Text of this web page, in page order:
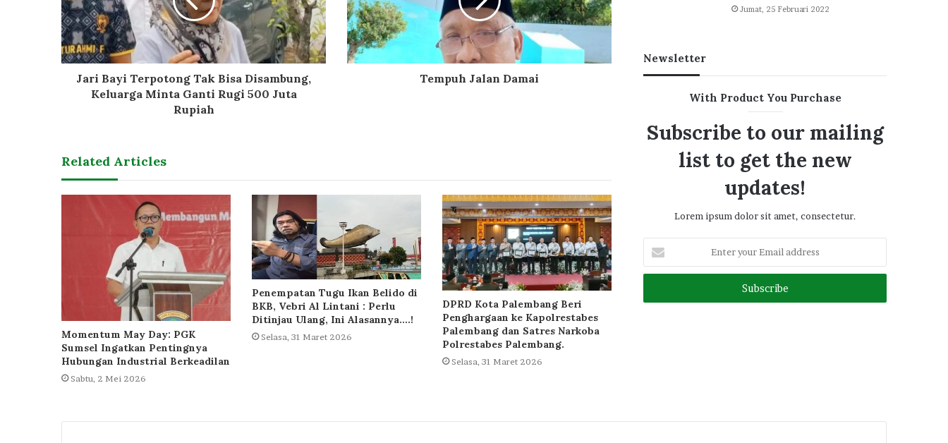
Jari Bayi Terpotong Tak Bisa Disambung,
Keluarga Minta Ganti Rugi 500 Juta
Rupiah
Tempuh Jalan Damai
Related Articles
Momentum May Day: PGK
Sumsel Ingatkan Pentingnya
Hubungan Industrial Berkeadilan
Sabtu, 2 Mei 2026
Penempatan Tugu Ikan Belido di
BKB, Vebri Al Lintani : Perlu
Ditinjau Ulang, Ini Alasannya….!
Selasa, 31 Maret 2026
DPRD Kota Palembang Beri
Penghargaan ke Kapolrestabes
Palembang dan Satres Narkoba
Polrestabes Palembang.
Selasa, 31 Maret 2026
Jumat, 25 Februari 2022
Newsletter
With Product You Purchase
Subscribe to our mailing
list to get the new
updates!
Lorem ipsum dolor sit amet, consectetur.
your
Email